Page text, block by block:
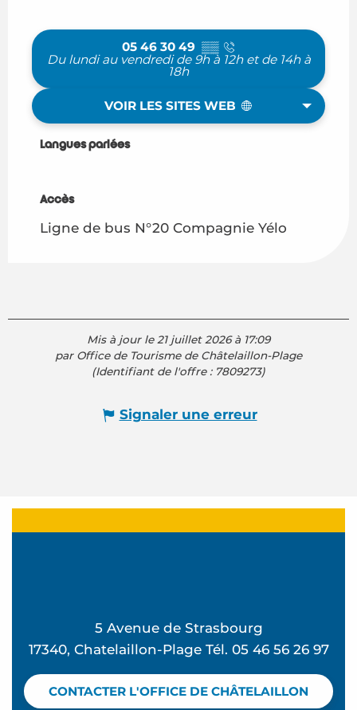
05 46 30 49 ▒▒
Du lundi au vendredi de 9h à 12h et de 14h à
18h
VOIR LES SITES WEB
Langues parlées
Langues parlées
Accès
Accès
Ligne de bus N°20 Compagnie Yélo
Mis à jour le 21 juillet 2026 à 17:09
par Office de Tourisme de Châtelaillon-Plage
(Identifiant de l'offre : 7809273)
Signaler une erreur
5 Avenue de Strasbourg
17340, Chatelaillon-Plage Tél. 05 46 56 26 97
CONTACTER L'OFFICE DE CHÂTELAILLON